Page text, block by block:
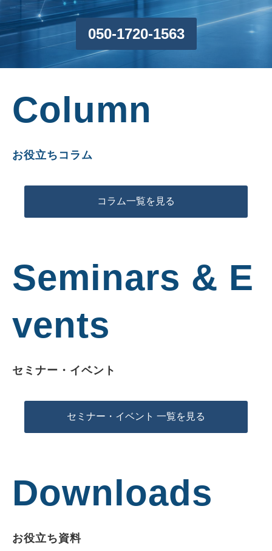
050-1720-1563
Column
お役立ちコラム
コラム一覧を見る
Seminars & E
vents
セミナー・イベント
セミナー・イベント 一覧を見る
Downloads
お役立ち資料